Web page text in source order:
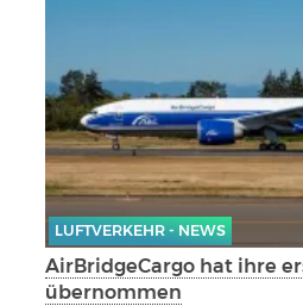
LUFTVERKEHR - NEWS
AirBridgeCargo hat ihre
übernommen